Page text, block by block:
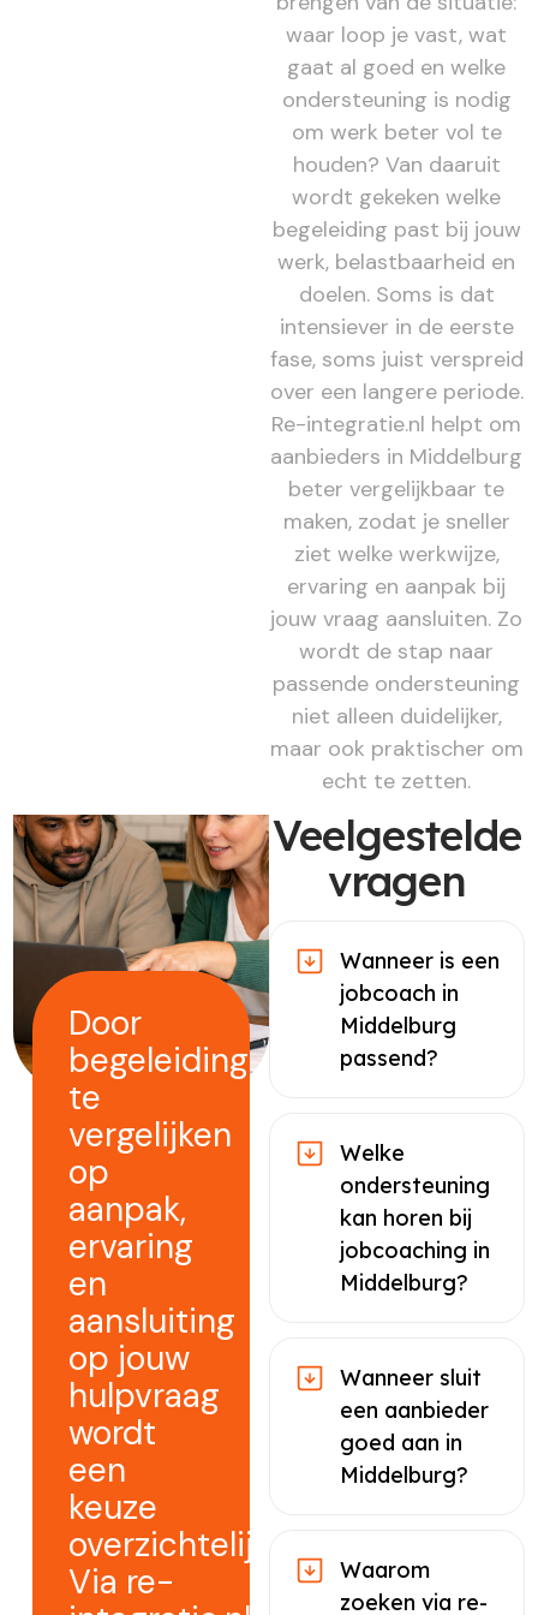
waar loop je vast, wat
gaat al goed en welke
ondersteuning is nodig
om werk beter vol te
houden? Van daaruit
wordt gekeken welke
begeleiding past bij jouw
werk, belastbaarheid en
doelen. Soms is dat
intensiever in de eerste
fase, soms juist verspreid
over een langere periode.
Re-integratie.nl helpt om
aanbieders in Middelburg
beter vergelijkbaar te
maken, zodat je sneller
ziet welke werkwijze,
ervaring en aanpak bij
jouw vraag aansluiten. Zo
wordt de stap naar
passende ondersteuning
niet alleen duidelijker,
maar ook praktischer om
echt te zetten.
Door
begeleiding
te
vergelijken
op
aanpak,
ervaring
en
aansluiting
op jouw
hulpvraag
wordt
een
keuze
overzichtelijker.
Via re-
Veelgestelde
vragen
Wanneer is een
jobcoach in
Middelburg
passend?
Welke
ondersteuning
kan horen bij
jobcoaching in
Middelburg?
Wanneer sluit
een aanbieder
goed aan in
Middelburg?
Waarom
zoeken via re-